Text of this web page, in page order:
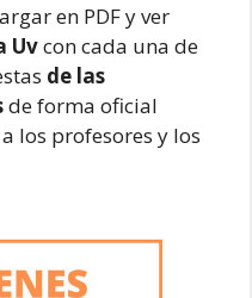
en PDF y ver
Uvcon cada una de
de las
de forma oficial
los profesores y los